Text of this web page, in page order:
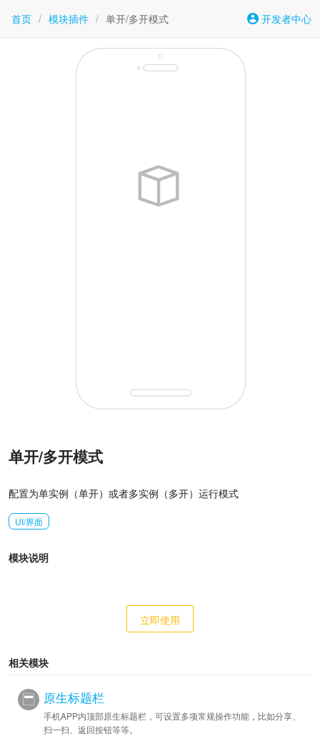
首页 / 模块插件 / 单开/多开模式 开发者中心
单开/多开模式
配置为单实例（单开）或者多实例（多开）运行模式
UI/界面
模块说明
立即使用
相关模块
原生标题栏
手机APP内顶部原生标题栏，可设置多项常规操作功能，比如分享、
扫一扫、返回按钮等等。